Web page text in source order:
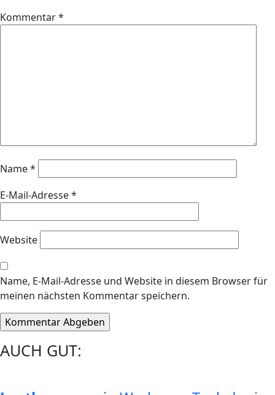
Kommentar*
Name*
E-Mail-Adresse*
Website
Name, E-Mail-Adresse und Website in diesem Browser für
meinen nächsten Kommentar speichern.
AUCH GUT: